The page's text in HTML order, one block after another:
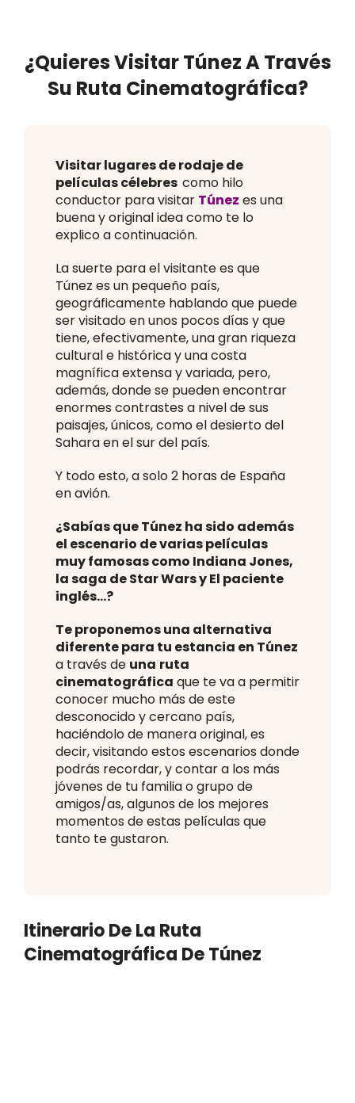
FAQ
EN
ES
¿Quieres Visitar Túnez A Través
Su Ruta Cinematográfica?
Visitar lugares de rodaje de
películas célebres como hilo
conductor para visitar Túnez es una
buena y original idea como te lo
explico a continuación.
La suerte para el visitante es que
Túnez es un pequeño país,
geográficamente hablando que puede
ser visitado en unos pocos días y que
tiene, efectivamente, una gran riqueza
cultural e histórica y una costa
magnífica extensa y variada, pero,
además, donde se pueden encontrar
enormes contrastes a nivel de sus
paisajes, únicos, como el desierto del
Sahara en el sur del país.
Y todo esto, a solo 2 horas de España
en avión.
¿Sabías que Túnez ha sido además
el escenario de varias películas
muy famosas como Indiana Jones,
la saga de Star Wars y El paciente
inglés…?
Te proponemos una alternativa
diferente para tu estancia en Túnez
a través de una ruta
cinematográfica que te va a permitir
conocer mucho más de este
desconocido y cercano país,
haciéndolo de manera original, es
decir, visitando estos escenarios donde
podrás recordar, y contar a los más
jóvenes de tu familia o grupo de
amigos/as, algunos de los mejores
momentos de estas películas que
tanto te gustaron.
Itinerario De La Ruta
Cinematográfica De Túnez